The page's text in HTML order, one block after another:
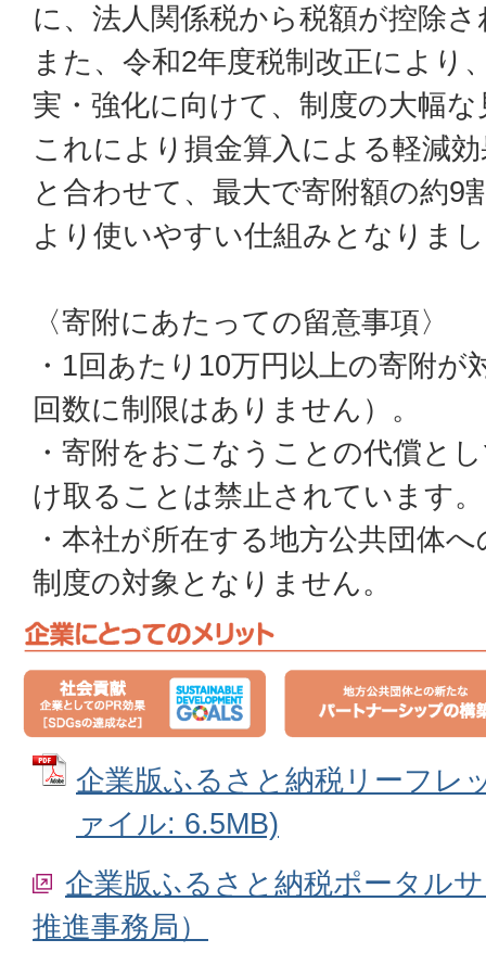
に、法人関係税から税額が控除
また、令和2年度税制改正により
実・強化に向けて、制度の大幅
これにより損金算入による軽減
と合わせて、最大で寄附額の約9
より使いやすい仕組みとなりま
〈寄附にあたっての留意事項〉
・1回あたり10万円以上の寄附
回数に制限はありません）。
・寄附をおこなうことの代償と
け取ることは禁止されています。
・本社が所在する地方公共団体
制度の対象となりません。
企業版ふるさと納税リーフレ
ァイル: 6.5MB)
企業版ふるさと納税ポータル
推進事務局）